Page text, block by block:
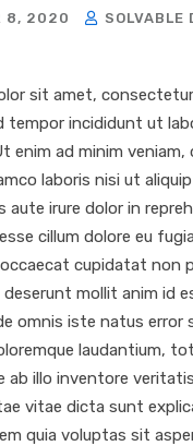
8, 2020 SOLVABLE
sit amet,
tempor incididunt ut
enim ad minim
laboris nisi ut
aute irure dolor in
cillum dolore eu
cupidatat non
deserunt mollit anim id
omnis iste natus error
laudantium,
ab illo inventore
vitae dicta sunt
quia voluptas sit